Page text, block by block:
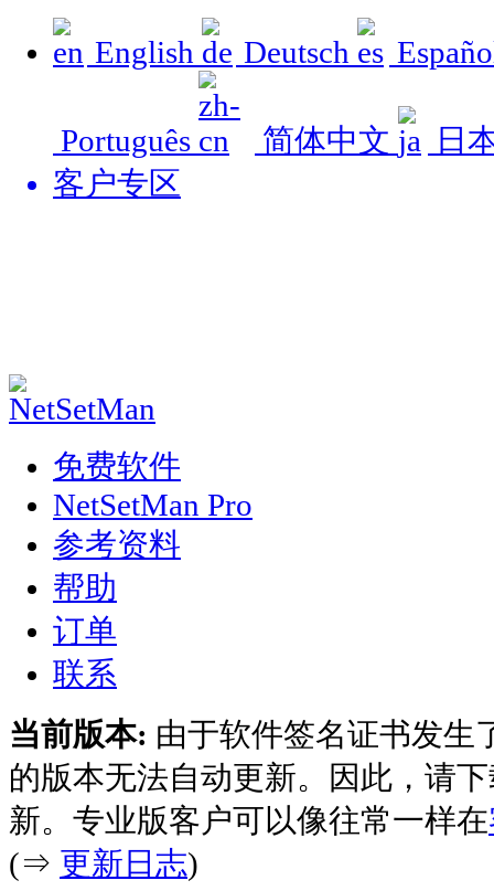
English Deutsch
Português 简体中文
日
客户专区
免费软件
NetSetMan Pro
参考资料
帮助
订单
联系
当前版本: 由于软件签名证书发生
的版本无法自动更新。因此，请
新。专业版客户可以像往常一样在
(⇒ 更新日志)